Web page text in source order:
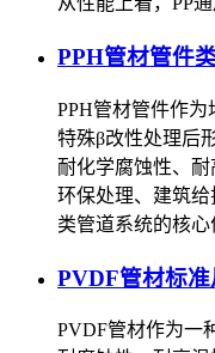
PPH管材管件
PPH管材管件作
特殊β改性处理后
耐化学腐蚀性、耐
环保处理、建筑
类管道系统的核
PVDF管材标准
PVDF管材作为一